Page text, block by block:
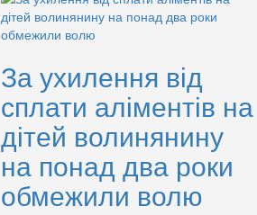
За ухилення від
сплати аліментів на
дітей волинянину
на понад два роки
обмежили волю